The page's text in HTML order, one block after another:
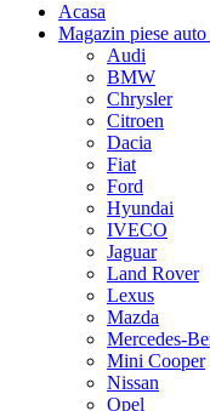
cumpărături
Acasa
Magazin piese
Audi
BMW
Chrysler
Citroen
Dacia
Fiat
Ford
Hyundai
IVECO
Jaguar
Land Rover
Lexus
Mazda
Mercedes-
Mini Cooper
Nissan
Opel